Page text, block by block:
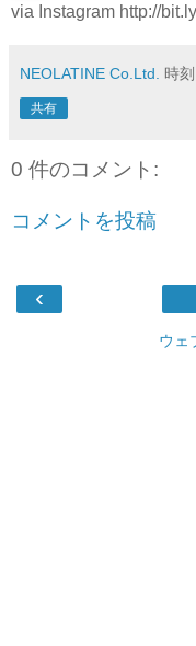
via Instagram http://
NEOLATINE Co.Ltd. 時
共有
0 件のコメント:
コメントを投稿
‹
ウェ